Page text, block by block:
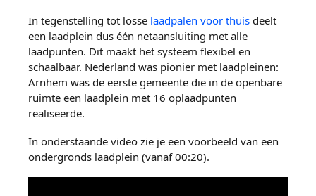
In tegenstelling tot losse laadpalen voor thuis deelt
een laadplein dus één netaansluiting met alle
laadpunten. Dit maakt het systeem flexibel en
schaalbaar. Nederland was pionier met laadpleinen:
Arnhem was de eerste gemeente die in de openbare
ruimte een laadplein met 16 oplaadpunten
realiseerde.
In onderstaande video zie je een voorbeeld van een
ondergronds laadplein (vanaf 00:20).